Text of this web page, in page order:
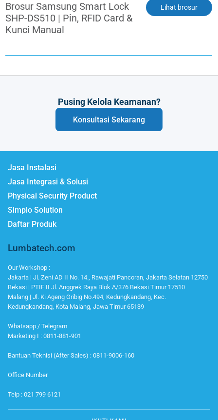
Brosur Samsung Smart Lock
SHP-DS510 | Pin, RFID Card &
Kunci Manual
Lihat brosur
Pusing Kelola Keamanan?
Konsultasi Sekarang
Jasa Instalasi
Jasa Integrasi & Solusi
Physical Security Product
Simplo Solution
Daftar Produk
Lumbatech.com
Our Workshop :
Jakarta | Jl. Zeni AD II No. 14., Rawajati Pancoran, Jakarta Selatan 12750
Bekasi | PTIE II Jl. Anggrek Raya Blok A/376 Bekasi Timur 17510
Malang | Jl. Ki Ageng Gribig No.494, Kedungkandang, Kec.
Kedungkandang, Kota Malang, Jawa Timur 65139
Whatsapp / Telegram
Marketing I : 0811-881-901
Bantuan Teknisi (After Sales) : 0811-9006-160
Office Number
Telp : 021 799 6121